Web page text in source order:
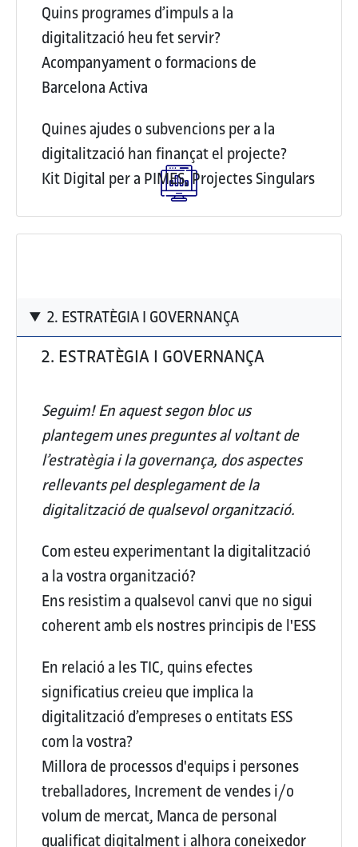
Quins programes d’impuls a la
digitalització heu fet servir?
Acompanyament o formacions de
Barcelona Activa
Quines ajudes o subvencions per a la
digitalització han finançat el projecte?
Kit Digital per a PIMES, Projectes Singulars
2. ESTRATÈGIA I GOVERNANÇA
2. ESTRATÈGIA I GOVERNANÇA
Seguim! En aquest segon bloc us
plantegem unes preguntes al voltant de
l’estratègia i la governança, dos aspectes
rellevants pel desplegament de la
digitalització de qualsevol organització.
Com esteu experimentant la digitalització
a la vostra organització?
Ens resistim a qualsevol canvi que no sigui
coherent amb els nostres principis de l'ESS
En relació a les TIC, quins efectes
significatius creieu que implica la
digitalització d’empreses o entitats ESS
com la vostra?
Millora de processos d'equips i persones
treballadores, Increment de vendes i/o
volum de mercat, Manca de personal
qualificat digitalment i alhora coneixedor